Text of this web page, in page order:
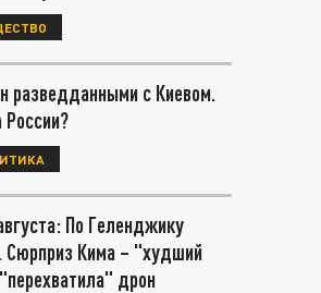
разведданными с Киевом.
России?
По Геленджику
Сюрприз Кима – "худший
дрон